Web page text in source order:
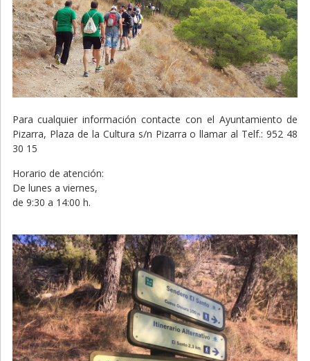
Para cualquier información contacte con el Ayuntamiento de
Pizarra, Plaza de la Cultura s/n Pizarra o llamar al Telf.: 952 48
30 15
Horario de atención:
De lunes a viernes,
de 9:30 a 14:00 h.